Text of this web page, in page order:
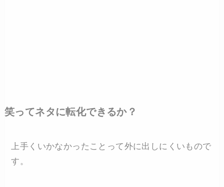
笑ってネタに転化できるか？
上手くいかなかったことって外に出しにくいもので
す。